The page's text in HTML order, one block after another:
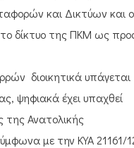
και Δικτύων και
δίκτυο της ΠΚΜ ως
διοικητικά υπάγεται
ψηφιακά έχει υπαχθεί
της Ανατολικής
με την ΚΥΑ 21161/